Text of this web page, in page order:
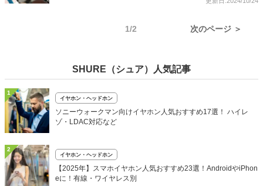
1/2 次のページ ＞
SHURE（シュア）人気記事
1
イヤホン・ヘッドホン
ソニーウォークマン向けイヤホン人気おすすめ17選！ ハイレ
ゾ・LDAC対応など
2
イヤホン・ヘッドホン
【2025年】スマホイヤホン人気おすすめ23選！AndroidやiPhon
eに！有線・ワイヤレス別